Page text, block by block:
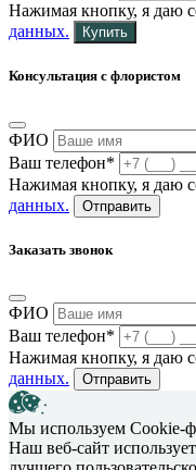
Нажимая кнопку, я даю
данных.
Купить
Консультация с флористом
ФИО
Ваш телефон*
Нажимая кнопку, я даю
данных.
Отправить
Заказать звонок
ФИО
Ваш телефон*
Нажимая кнопку, я даю
данных.
Отправить
Мы используем Cookie-
Наш веб-сайт